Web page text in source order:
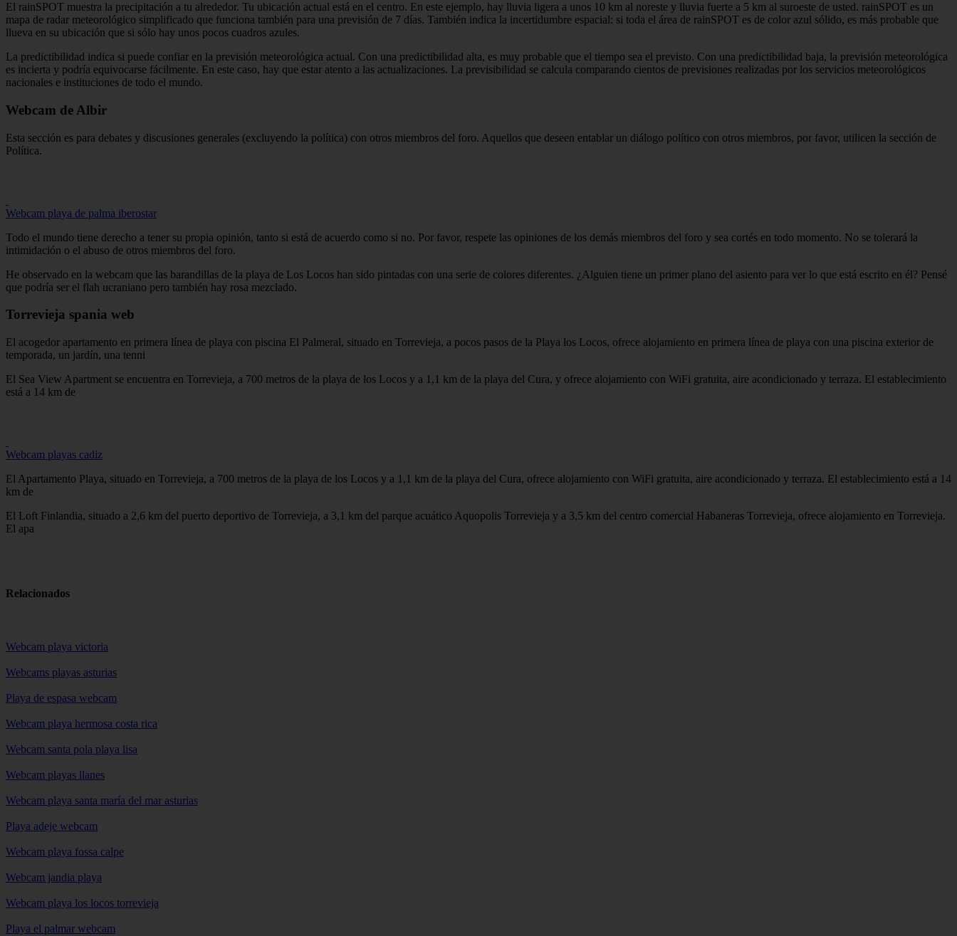
El rainSPOT muestra la precipitación a tu alrededor. Tu ubicación actual está en el centro. En este ejemplo, hay lluvia ligera a unos 10 km al noreste y lluvia fuerte a 5 km al suroeste de usted. rainSPOT es un
mapa de radar meteorológico simplificado que funciona también para una previsión de 7 días. También indica la incertidumbre espacial: si toda el área de rainSPOT es de color azul sólido, es más probable que
llueva en su ubicación que si sólo hay unos pocos cuadros azules.
La predictibilidad indica si puede confiar en la previsión meteorológica actual. Con una predictibilidad alta, es muy probable que el tiempo sea el previsto. Con una predictibilidad baja, la previsión meteorológica
es incierta y podría equivocarse fácilmente. En este caso, hay que estar atento a las actualizaciones. La previsibilidad se calcula comparando cientos de previsiones realizadas por los servicios meteorológicos
nacionales e instituciones de todo el mundo.
Webcam de Albir
Esta sección es para debates y discusiones generales (excluyendo la política) con otros miembros del foro. Aquellos que deseen entablar un diálogo político con otros miembros, por favor, utilicen la sección de
Política.
Webcam playa de palma iberostar
Todo el mundo tiene derecho a tener su propia opinión, tanto si está de acuerdo como si no. Por favor, respete las opiniones de los demás miembros del foro y sea cortés en todo momento. No se tolerará la
intimidación o el abuso de otros miembros del foro.
He observado en la webcam que las barandillas de la playa de Los Locos han sido pintadas con una serie de colores diferentes. ¿Alguien tiene un primer plano del asiento para ver lo que está escrito en él? Pensé
que podría ser el flah ucraniano pero también hay rosa mezclado.
Torrevieja spania web
El acogedor apartamento en primera línea de playa con piscina El Palmeral, situado en Torrevieja, a pocos pasos de la Playa los Locos, ofrece alojamiento en primera línea de playa con una piscina exterior de
temporada, un jardín, una tenni
El Sea View Apartment se encuentra en Torrevieja, a 700 metros de la playa de los Locos y a 1,1 km de la playa del Cura, y ofrece alojamiento con WiFi gratuita, aire acondicionado y terraza. El establecimiento
está a 14 km de
Webcam playas cadiz
El Apartamento Playa, situado en Torrevieja, a 700 metros de la playa de los Locos y a 1,1 km de la playa del Cura, ofrece alojamiento con WiFi gratuita, aire acondicionado y terraza. El establecimiento está a 14
km de
El Loft Finlandia, situado a 2,6 km del puerto deportivo de Torrevieja, a 3,1 km del parque acuático Aquopolis Torrevieja y a 3,5 km del centro comercial Habaneras Torrevieja, ofrece alojamiento en Torrevieja.
El apa
Relacionados
Webcam playa victoria
Webcams playas asturias
Playa de espasa webcam
Webcam playa hermosa costa rica
Webcam santa pola playa lisa
Webcam playas llanes
Webcam playa santa maría del mar asturias
Playa adeje webcam
Webcam playa fossa calpe
Webcam jandia playa
Webcam playa los locos torrevieja
Playa el palmar webcam